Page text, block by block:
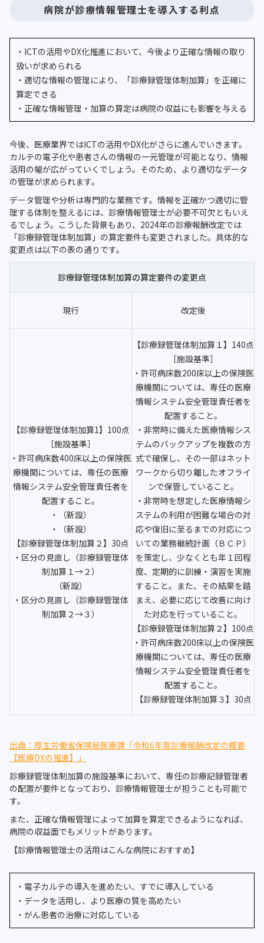
病院が診療情報管理士を導入する利点
・ICTの活用やDX化推進において、今後より正確な情報の取り
扱いが求められる
・適切な情報の管理により、「診療録管理体制加算」を正確に
算定できる
・正確な情報管理・加算の算定は病院の収益にも影響を与える
今後、医療業界ではICTの活用やDX化がさらに進んでいきます。
カルテの電子化や患者さんの情報の一元管理が可能となり、情報
活用の幅が広がっていくでしょう。そのため、より適切なデータ
の管理が求められます。
データ管理や分析は専門的な業務です。情報を正確かつ適切に管
理する体制を整えるには、診療情報管理士が必要不可欠ともいえ
るでしょう。こうした背景もあり、2024年の診療報酬改定では
「診療録管理体制加算」の算定要件も変更されました。具体的な
変更点は以下の表の通りです。
診療録管理体制加算の算定要件の変更点
現行 改定後
【診療録管理体制加算1】100点
［施設基準］
・許可病床数400床以上の保険医
療機関については、専任の医療
情報システム安全管理責任者を
配置すること。
・（新設）
・（新設）
【診療録管理体制加算２】30点
・区分の見直し（診療録管理体
制加算１→２）
（新設）
・区分の見直し（診療録管理体
制加算２→３）
【診療録管理体制加算１】140点
［施設基準］
・許可病床数200床以上の保険医
療機関については、専任の医療
情報システム安全管理責任者を
配置すること。
・非常時に備えた医療情報シス
テムのバックアップを複数の方
式で確保し、その一部はネット
ワークから切り離したオフライ
ンで保管していること。
・非常時を想定した医療情報シ
ステムの利用が困難な場合の対
応や復旧に至るまでの対応につ
いての業務継続計画（ＢＣＰ）
を策定し、少なくとも年１回程
度、定期的に訓練・演習を実施
すること。また、その結果を踏
まえ、必要に応じて改善に向け
た対応を行っていること。
【診療録管理体制加算２】100点
・許可病床数200床以上の保険医
療機関については、専任の医療
情報システム安全管理責任者を
配置すること。
【診療録管理体制加算３】30点
出典：厚生労働省保険局医療課「令和6年度診療報酬改定の概要
【医療DXの推進】」
診療録管理体制加算の施設基準において、専任の診療記録管理者
の配置が要件となっており、診療情報管理士が担うことも可能で
す。
また、正確な情報管理によって加算を算定できるようになれば、
病院の収益面でもメリットがあります。
【診療情報管理士の活用はこんな病院におすすめ】
・電子カルテの導入を進めたい、すでに導入している
・データを活用し、より医療の質を高めたい
・がん患者の治療に対応している